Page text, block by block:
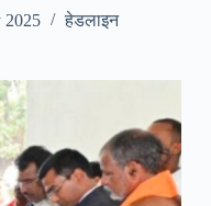
2025 हेडलाइन